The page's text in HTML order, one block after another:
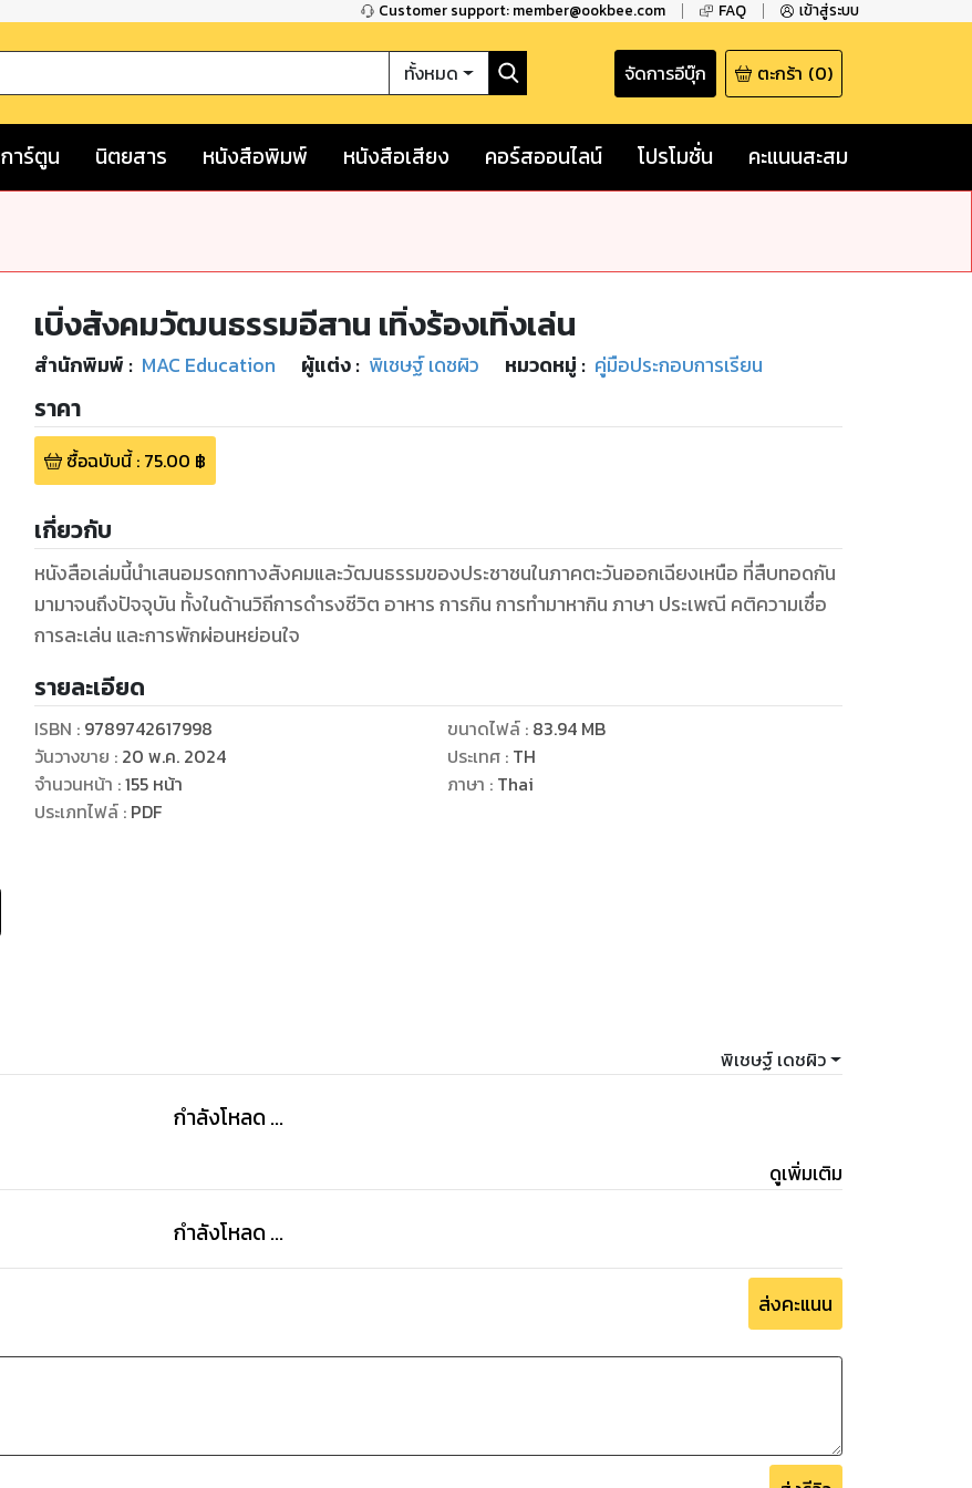
Customer support: member@ookbee.com FAQ เข้าสู่ระบบ
ทั้งหมด จัดการอีบุ๊ก ตะกร้า (0)
การ์ตูน นิตยสาร หนังสือพิมพ์ หนังสือเสียง คอร์สออนไลน์ โปรโมชั่น คะแนนสะสม
เบิ่งสังคมวัฒนธรรมอีสาน เทิ่งร้องเทิ่งเล่น
สำนักพิมพ์ : MAC Education ผู้แต่ง : พิเชษฐ์ เดชผิว หมวดหมู่ : คู่มือประกอบการเรียน
ราคา
ซื้อฉบับนี้: 75.00 ฿
เกี่ยวกับ
หนังสือเล่มนี้นำเสนอมรดกทางสังคมและวัฒนธรรมของประชาชนในภาคตะวันออกเฉียงเหนือ ที่สืบทอดกัน
มามาจนถึงปัจจุบัน ทั้งในด้านวิถีการดำรงชีวิต อาหาร การกิน การทำมาหากิน ภาษา ประเพณี คติความเชื่อ
การละเล่น และการพักผ่อนหย่อนใจ
รายละเอียด
ISBN : 9789742617998
วันวางขาย : 20 พ.ค. 2024
จำนวนหน้า :155 หน้า
ประเภทไฟล์: PDF
ขนาดไฟล์: 83.94 MB
ประเทศ : TH
ภาษา : Thai
พิเชษฐ์ เดชผิว
กำลังโหลด ...
ดูเพิ่มเติม
กำลังโหลด ...
ส่งคะแนน